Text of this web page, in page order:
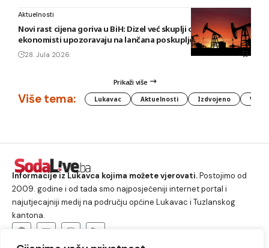
Aktuelnosti
Novi rast cijena goriva u BiH: Dizel već skuplji od 3,20 KM,
ekonomisti upozoravaju na lančana poskupljenja
28. Jula 2026.
Prikaži više
Više tema: Lukavac Aktuelnosti Izdvojeno
Informacije iz Lukavca kojima možete vjerovati.Postojimo od
2009. godine i od tada smo najposjećeniji internet portal i
najutjecajniji medij na području općine Lukavac i Tuzlanskog
kantona.